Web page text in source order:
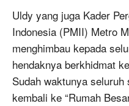
Uldy yang juga Kader
Indonesia (PMII) Metro
menghimbau kepada
hendaknya berkhidmat
Sudah waktunya
kembali ke “Rumah